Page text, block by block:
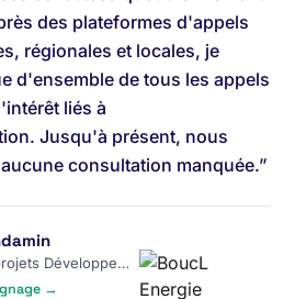
des plateformes d'appels
régionales et locales, je
d'ensemble de tous les appels
liés à
Jusqu'à présent, nous
consultation manquée.”
Cheffe de projets Développement
→